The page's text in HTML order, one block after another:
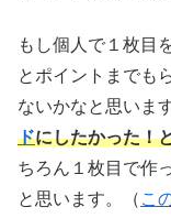
もし個人で１枚目
とポイントまでも
ないかなと思います
ドにしたかった！
ちろん１枚目で作
と思います。（ こ